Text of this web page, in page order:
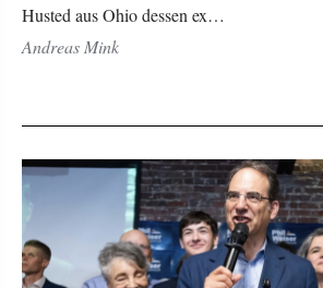
Husted aus Ohio dessen ex…
Andreas Mink